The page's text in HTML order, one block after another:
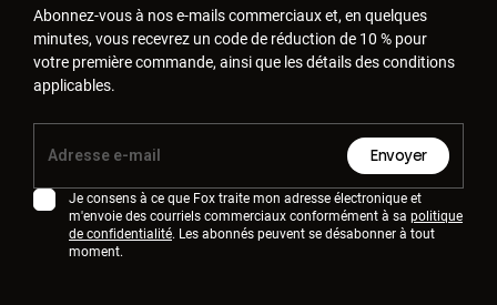
Abonnez-vous à nos e-mails commerciaux et, en quelques
minutes, vous recevrez un code de réduction de 10 % pour
votre première commande, ainsi que les détails des conditions
applicables.
Envoyer
Je consens à ce que Fox traite mon adresse électronique et
m'envoie des courriels commerciaux conformément à sa politique
de confidentialité. Les abonnés peuvent se désabonner à tout
moment.